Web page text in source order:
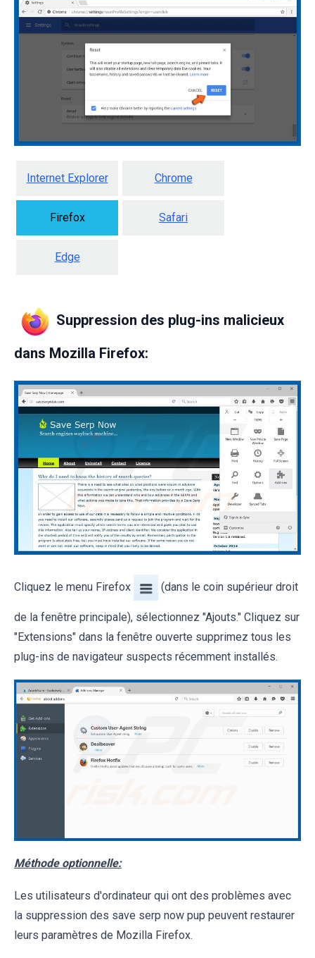
Internet Explorer Chrome
Firefox Safari
Edge
Suppression des plug-ins malicieux
dans Mozilla Firefox:
Cliquez le menu Firefox (dans le coin supérieur droit
de la fenêtre principale), sélectionnez "Ajouts." Cliquez sur
"Extensions" dans la fenêtre ouverte supprimez tous les
plug-ins de navigateur suspects récemment installés.
Méthode optionnelle:
Les utilisateurs d'ordinateur qui ont des problèmes avec
la suppression des save serp now pup peuvent restaurer
leurs paramètres de Mozilla Firefox.